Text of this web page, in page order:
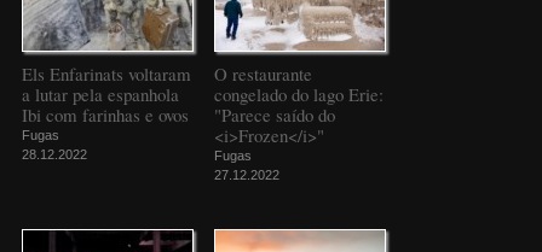
Els Enfarinats voltaram
a lutar pela espanhola
Ibi com farinhas e ovos
Fugas
28.12.2022
O restaurante
congelado do lago Erie:
"Parece saído do
<i>Frozen</i>"
Fugas
27.12.2022